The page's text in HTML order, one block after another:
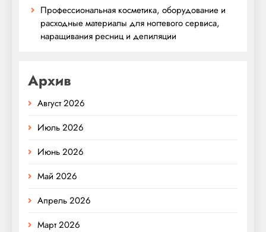
Профессиональная косметика, оборудование и
расходные материалы для ногтевого сервиса,
наращивания ресниц и депиляции
Архив
Август 2026
Июль 2026
Июнь 2026
Май 2026
Апрель 2026
Март 2026